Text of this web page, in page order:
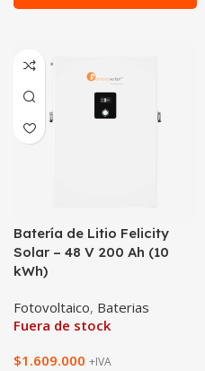
Batería de Litio Felicity
Solar – 48 V 200 Ah (10
kWh)
Fotovoltaico, Baterias
Fuera de stock
$1.609.000 +IVA